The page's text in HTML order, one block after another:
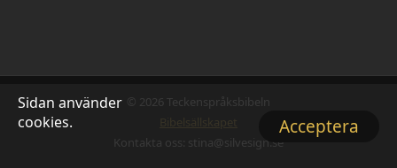
© 2026 Teckenspråksbibeln
Bibelsällskapet
Kontakta oss: stina@silvesign.se
Sidan använder
cookies.
Acceptera